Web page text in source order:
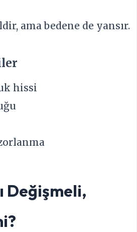
ama bedene de yansır.
hissi
Değişmeli,